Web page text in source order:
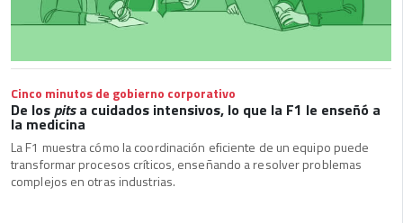
Cinco minutos de gobierno corporativo
De los pitsa cuidados intensivos, lo que la F1 le enseñó a
la medicina
La F1 muestra cómo la coordinación eficiente de un equipo puede
transformar procesos críticos, enseñando a resolver problemas
complejos en otras industrias.